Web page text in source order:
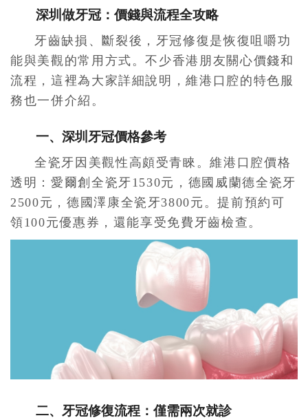
深圳做牙冠：價錢與流程全攻略
牙齒缺損、斷裂後，牙冠修復是恢復咀嚼功
能與美觀的常用方式。不少香港朋友關心價錢和
流程，這裡為大家詳細說明，維港口腔的特色服
務也一併介紹。
一、深圳牙冠價格參考
全瓷牙因美觀性高頗受青睞。維港口腔價格
透明：愛爾創全瓷牙1530元，德國威蘭德全瓷牙
2500元，德國澤康全瓷牙3800元。提前預約可
領100元優惠券，還能享受免費牙齒檢查。
二、牙冠修復流程：僅需兩次就診